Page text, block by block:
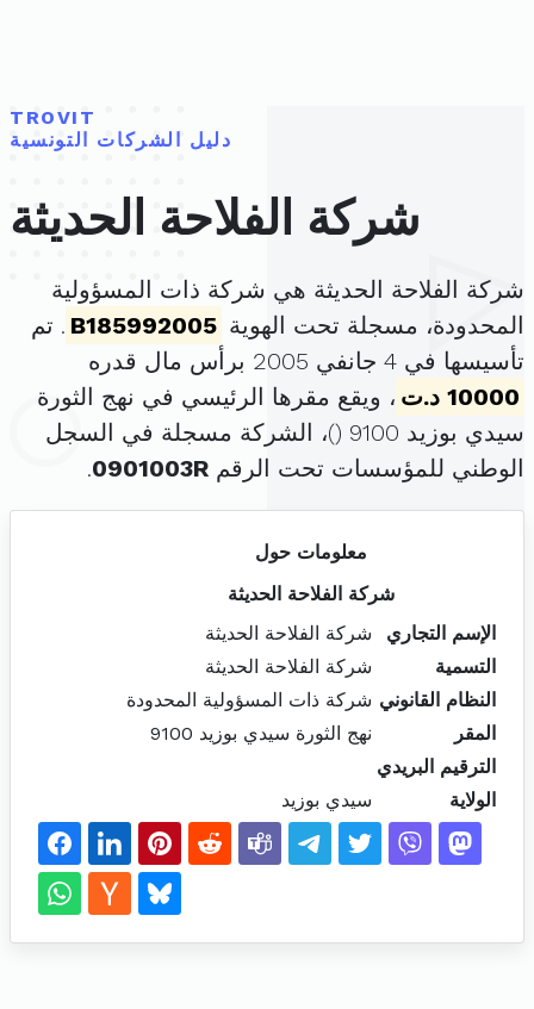
TROVIT
دليل الشركات التونسية
شركة الفلاحة الحديثة
شركة الفلاحة الحديثة هي شركة ذات المسؤولية
المحدودة، مسجلة تحت الهوية B185992005 . تم
تأسيسها في 4 جانفي 2005 برأس مال قدره
10000 د.ت
، ويقع مقرها الرئيسي في نهج الثورة
سيدي بوزيد 9100 (
)، الشركة مسجلة في السجل
الوطني للمؤسسات تحت الرقم 0901003R
.
معلومات حول
شركة الفلاحة الحديثة
الإسم التجاري
شركة الفلاحة الحديثة
التسمية
شركة الفلاحة الحديثة
النظام القانوني شركة ذات المسؤولية المحدودة
المقر
نهج الثورة سيدي بوزيد 9100
الترقيم البريدي
الولاية
سيدي بوزيد